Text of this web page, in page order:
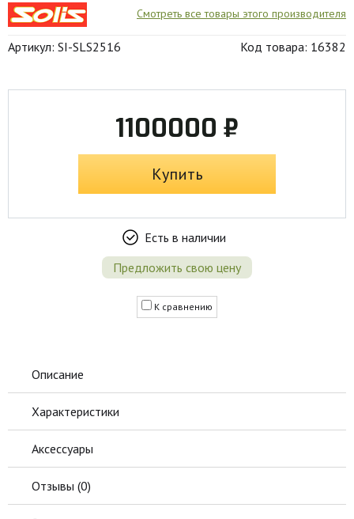
Смотреть все товары этого производителя
Артикул: SI-SLS2516 Код товара: 16382
1100000 ₽
Купить
Есть в наличии
Предложить свою цену
К сравнению
Описание
Характеристики
Аксессуары
Отзывы (0)